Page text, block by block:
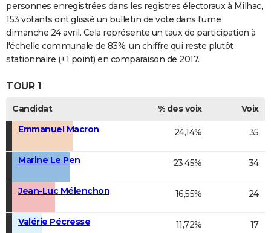
personnes enregistrées dans les registres électoraux à Milhac,
153 votants ont glissé un bulletin de vote dans l'urne
dimanche 24 avril. Cela représente un taux de participation à
l'échelle communale de 83%, un chiffre qui reste plutôt
stationnaire (+1 point) en comparaison de 2017.
TOUR 1
Candidat % des voix
Voix
Emmanuel Macron
24,14% 35
Marine Le Pen 23,45% 34
Jean-Luc Mélenchon 16,55% 24
Valérie Pécresse 11,72% 17